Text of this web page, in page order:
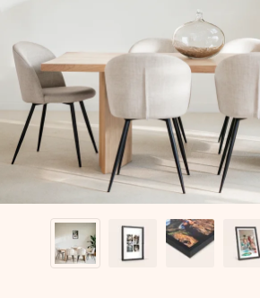
Carte de vœux gratuite
Créez quelque chose d’unique en
son prénom, votre photo ou un
Sans complications, juste tout